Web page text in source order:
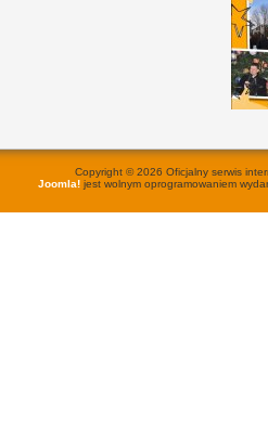
Copyright © 2026 Oficjalny serwis
Joomla!jest wolnym oprogramowaniem